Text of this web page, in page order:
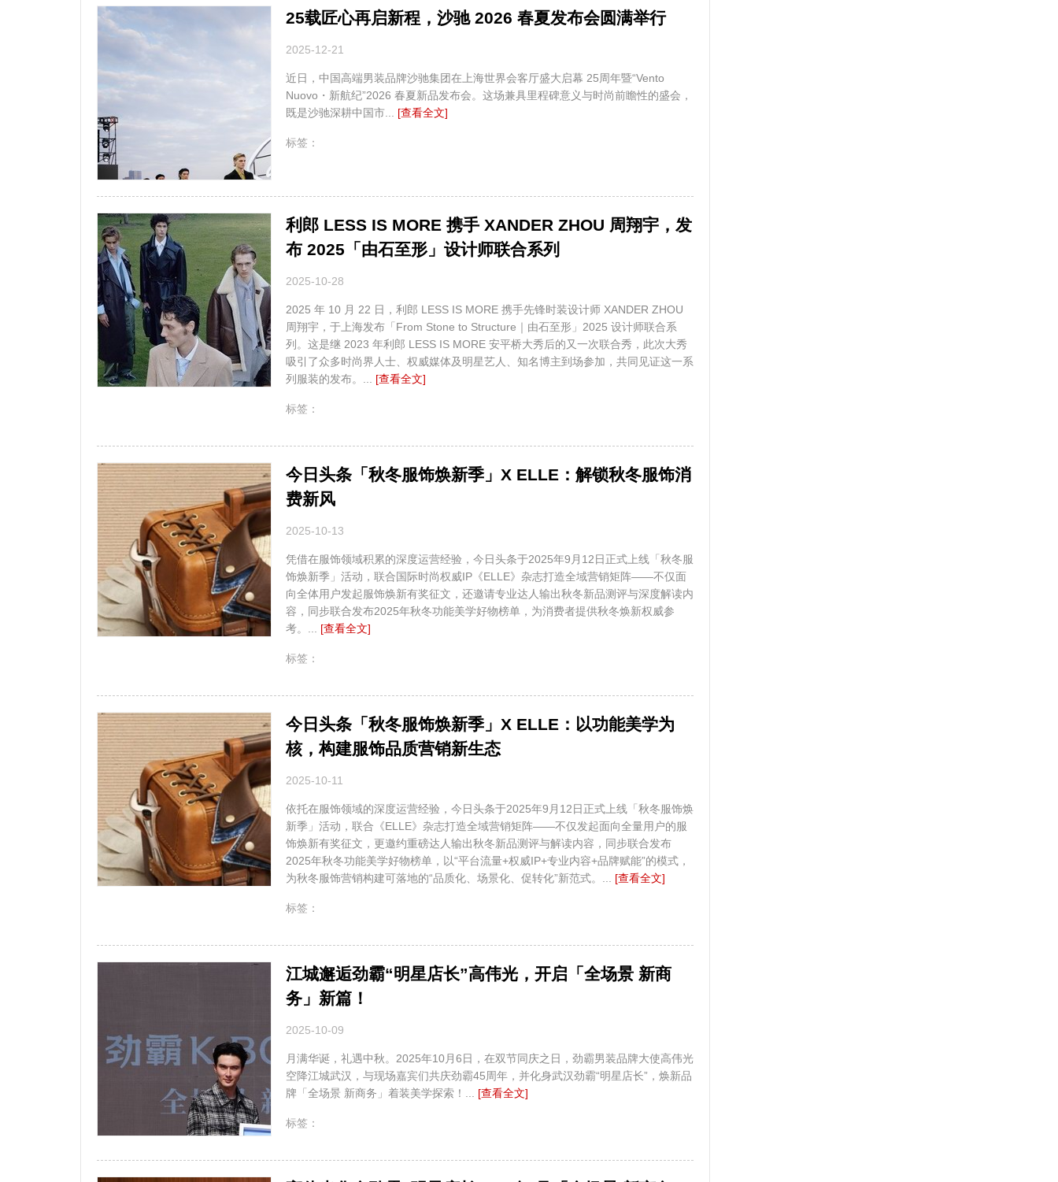
25载匠心再启新程，沙驰 2026 春夏发布会圆满举行
2025-12-21
近日，中国高端男装品牌沙驰集团在上海世界会客厅盛大启幕 25周年暨“Vento
Nuovo・新航纪”2026 春夏新品发布会。这场兼具里程碑意义与时尚前瞻性的盛会，
既是沙驰深耕中国市... [查看全文]
标签：
利郎 LESS IS MORE 携手 XANDER ZHOU 周翔宇，发
布 2025「由石至形」设计师联合系列
2025-10-28
2025 年 10 月 22 日，利郎 LESS IS MORE 携手先锋时装设计师 XANDER ZHOU
周翔宇，于上海发布「From Stone to Structure｜由石至形」2025 设计师联合系
列。这是继 2023 年利郎 LESS IS MORE 安平桥大秀后的又一次联合秀，此次大秀
吸引了众多时尚界人士、权威媒体及明星艺人、知名博主到场参加，共同见证这一系
列服装的发布。... [查看全文]
标签：
今日头条「秋冬服饰焕新季」X ELLE：解锁秋冬服饰消
费新风
2025-10-13
凭借在服饰领域积累的深度运营经验，今日头条于2025年9月12日正式上线「秋冬服
饰焕新季」活动，联合国际时尚权威IP《ELLE》杂志打造全域营销矩阵——不仅面
向全体用户发起服饰焕新有奖征文，还邀请专业达人输出秋冬新品测评与深度解读内
容，同步联合发布2025年秋冬功能美学好物榜单，为消费者提供秋冬焕新权威参
考。... [查看全文]
标签：
今日头条「秋冬服饰焕新季」X ELLE：以功能美学为
核，构建服饰品质营销新生态
2025-10-11
依托在服饰领域的深度运营经验，今日头条于2025年9月12日正式上线「秋冬服饰焕
新季」活动，联合《ELLE》杂志打造全域营销矩阵——不仅发起面向全量用户的服
饰焕新有奖征文，更邀约重磅达人输出秋冬新品测评与解读内容，同步联合发布
2025年秋冬功能美学好物榜单，以“平台流量+权威IP+专业内容+品牌赋能”的模式，
为秋冬服饰营销构建可落地的“品质化、场景化、促转化”新范式。... [查看全文]
标签：
江城邂逅劲霸“明星店长”高伟光，开启「全场景 新商
务」新篇！
2025-10-09
月满华诞，礼遇中秋。2025年10月6日，在双节同庆之日，劲霸男装品牌大使高伟光
空降江城武汉，与现场嘉宾们共庆劲霸45周年，并化身武汉劲霸“明星店长”，焕新品
牌「全场景 新商务」着装美学探索！... [查看全文]
标签：